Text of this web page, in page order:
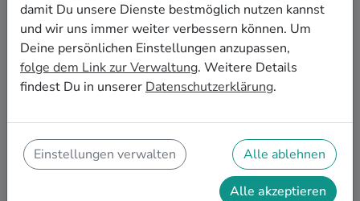
Electronic Live-Musik für den
Sektempfang in Wolfsburg
Ihr seid auf der Suche nach musikalischer
Untermalung für den Sektempfang eurer Hochzeit in
Electronic Singer-Songwriter*innen und
stimmungsvolle Bands, die eure Feierlichkeiten und
den Hochzeits-Sektempfang in Wolfsburg perfekt
damit Du unsere Dienste bestmöglich nutzen kannst
und wir uns immer weiter verbessern können. Um
Deine persönlichen Einstellungen anzupassen,
folge dem Link zur Verwaltung. Weitere Details
findest Du in unserer Datenschutzerklärung.
Einstellungen verwalten Alle ablehnen
Alle akzeptieren